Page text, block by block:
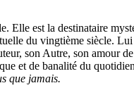
Elle est la destinataire
du vingtième siècle.
son Autre, son amour
et de banalité du
que jamais.